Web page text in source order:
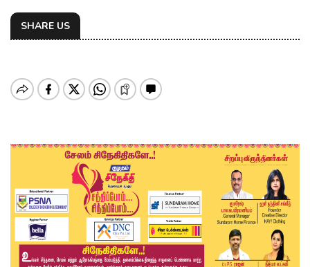
SHARE US